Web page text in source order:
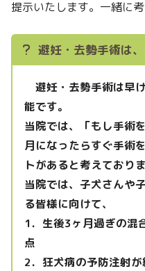
提示いたします。一緒に
避妊・去勢手術は
避妊・去勢手術は早
能です。
当院では、「もし手術
月になったらすぐ手術
トがあると考えておりま
当院では、子犬さんや
る皆様に向けて、
1．生後3ヶ月過ぎの混
点
2．狂犬病の予防注射